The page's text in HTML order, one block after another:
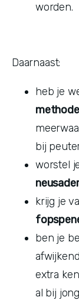
worden.
Daarnaast:
heb je
methode
bij
ben je
extra
al bij